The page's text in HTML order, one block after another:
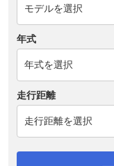
年式
走行距離